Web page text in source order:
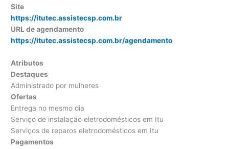
Site
https://itutec.assistecsp.com.br
URL de agendamento
https://itutec.assistecsp.com.br/agendamento
Atributos
Destaques
Administrado por mulheres
Ofertas
Entrega no mesmo dia
Serviço de instalação eletrodomésticos em Itu
Serviços de reparos eletrodomésticos em Itu
Pagamentos